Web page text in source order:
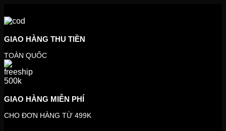
GIAO HÀNG THU TIỀN
TOÀN QUỐC
GIAO HÀNG MIỄN PHÍ
CHO ĐƠN HÀNG TỪ 499K